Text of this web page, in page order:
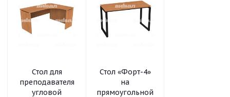
Стол для
преподавателя
угловой
Стол «Форт-4»
на
прямоугольной